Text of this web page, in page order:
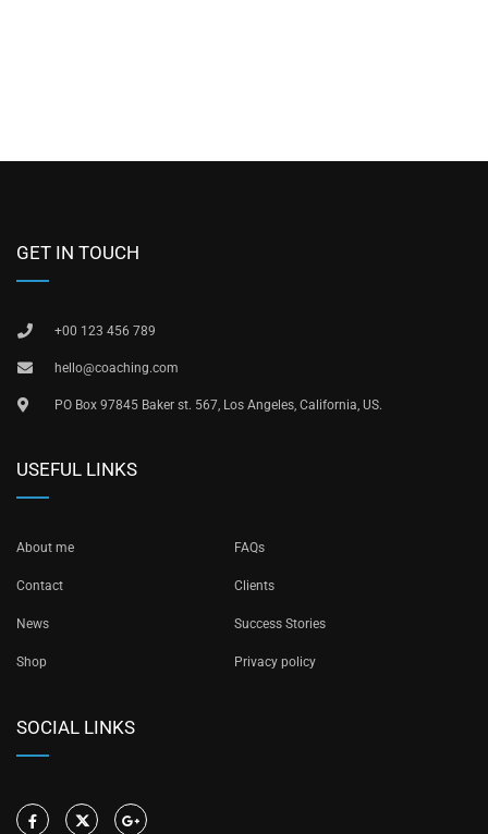
GET IN TOUCH
+00 123 456 789
hello@coaching.com
PO Box 97845 Baker st. 567, Los Angeles, California, US.
USEFUL LINKS
About me FAQs
Contact Clients
News Success Stories
Shop Privacy policy
SOCIAL LINKS